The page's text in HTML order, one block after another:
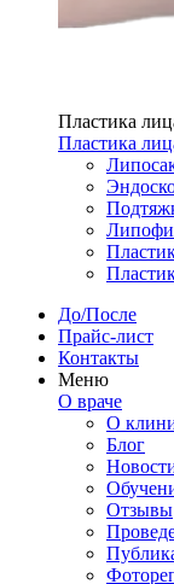
Пластика
Пластика
До/После
Прайс-лист
Контакты
Меню
О враче
О
Блог
Отзывы